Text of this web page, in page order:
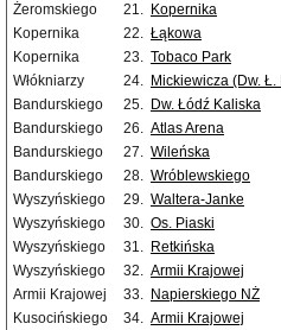
Żeromskiego
21. Kopernika
Kopernika
22. Łąkowa
Kopernika
23. Tobaco Park
Włókniarzy
24. Mickiewicza (Dw.
Bandurskiego
25. Dw. Łódź Kaliska
Bandurskiego
26. Atlas Arena
Bandurskiego
27. Wileńska
Bandurskiego
28. Wróblewskiego
Wyszyńskiego
29. Waltera-Janke
Wyszyńskiego
30. Os. Piaski
Wyszyńskiego
31. Retkińska
Wyszyńskiego
32. Armii Krajowej
Armii Krajowej
33. Napierskiego NŻ
Kusocińskiego
34. Armii Krajowej